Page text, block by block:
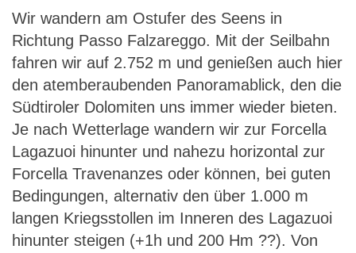
Wir wandern am Ostufer des Seens in
Richtung Passo Falzareggo. Mit der Seilbahn
fahren wir auf 2.752 m und genießen auch hier
den atemberaubenden Panoramablick, den die
Südtiroler Dolomiten uns immer wieder bieten.
Je nach Wetterlage wandern wir zur Forcella
Lagazuoi hinunter und nahezu horizontal zur
Forcella Travenanzes oder können, bei guten
Bedingungen, alternativ den über 1.000 m
langen Kriegsstollen im Inneren des Lagazuoi
hinunter steigen (+1h und 200 Hm ??). Von